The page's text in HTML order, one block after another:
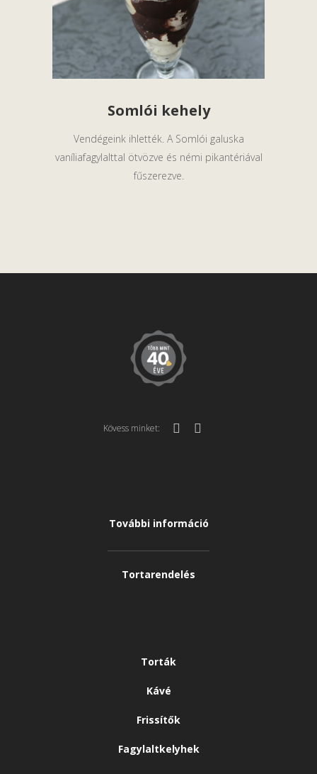
Somlói kehely
Vendégeink ihlették. A Somlói galuska
vaníliafagylalttal ötvözve és némi pikantériával
fűszerezve.
Kövess minket:
További információ
Tortarendelés
Torták
Kávé
Frissítők
Fagylaltkelyhek